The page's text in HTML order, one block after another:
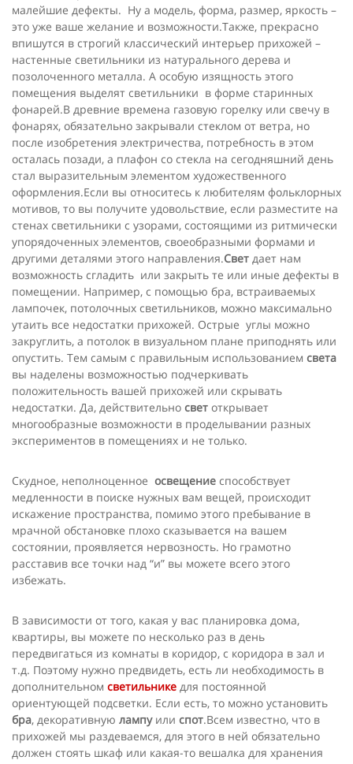
малейшие дефекты. Ну а модель, форма, размер, яркость –
это уже ваше желание и возможности.Также, прекрасно
впишутся в строгий классический интерьер прихожей –
настенные светильники из натурального дерева и
позолоченного металла. А особую изящность этого
помещения выделят светильники в форме старинных
фонарей.В древние времена газовую горелку или свечу в
фонарях, обязательно закрывали стеклом от ветра, но
после изобретения электричества, потребность в этом
осталась позади, а плафон со стекла на сегодняшний день
стал выразительным элементом художественного
оформления.Если вы относитесь к любителям фольклорных
мотивов, то вы получите удовольствие, если разместите на
стенах светильники с узорами, состоящими из ритмически
упорядоченных элементов, своеобразными формами и
другими деталями этого направления.Свет дает нам
возможность сгладить или закрыть те или иные дефекты в
помещении. Например, с помощью бра, встраиваемых
лампочек, потолочных светильников, можно максимально
утаить все недостатки прихожей. Острые углы можно
закруглить, а потолок в визуальном плане приподнять или
опустить. Тем самым с правильным использованием света
вы наделены возможностью подчеркивать
положительность вашей прихожей или скрывать
недостатки. Да, действительно свет открывает
многообразные возможности в проделывании разных
экспериментов в помещениях и не только.
Скудное, неполноценное освещение способствует
медленности в поиске нужных вам вещей, происходит
искажение пространства, помимо этого пребывание в
мрачной обстановке плохо сказывается на вашем
состоянии, проявляется нервозность. Но грамотно
расставив все точки над “и” вы можете всего этого
избежать.
В зависимости от того, какая у вас планировка дома,
квартиры, вы можете по несколько раз в день
передвигаться из комнаты в коридор, с коридора в зал и
т.д. Поэтому нужно предвидеть, есть ли необходимость в
дополнительном светильнике для постоянной
ориентующей подсветки. Если есть, то можно установить
бра, декоративную лампуили спот.Всем известно, что в
прихожей мы раздеваемся, для этого в ней обязательно
должен стоять шкаф или какая-то вешалка для хранения